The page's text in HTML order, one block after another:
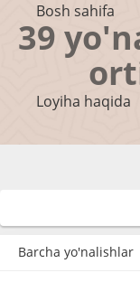
Bosh sahifa
Loyiha haqida
39
Barcha yo'nalishlar